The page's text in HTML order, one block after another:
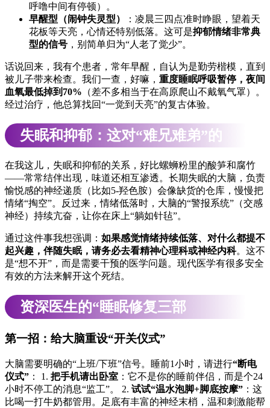
呼噜中间有停顿）。
早醒型（闹钟失灵型）
：凌晨三四点准时睁眼，望着天
花板等天亮，心情还特别低落。这可是抑郁情绪非常典
型的信号 ，别简单归为“人老了觉少”。
话说回来，我有个患者，常年早醒，自认为是勤劳楷模，直到
被儿子带来检查。我们一查，好嘛， 重度睡眠呼吸暂停，夜间
血氧最低掉到70% （差不多相当于在高原爬山不戴氧气罩）。
经过治疗，他总算找回“一觉到天亮”的复古体验。
失眠和抑郁：这对“难兄难弟”的
捆绑销售
在我这儿，失眠和抑郁的关系，好比螺蛳粉里的酸笋和腐竹
——常常结伴出现，味道还相互渗透。长期失眠的大脑，负责
愉悦感的神经递质（比如5-羟色胺）会像缺货的仓库，慢慢把
情绪“掏空”。反过来，情绪低落时，大脑的“警报系统”（交感
神经）持续亢奋，让你在床上“躺如针毡”。
通过这件事我想强调： 如果感觉情绪持续低落、对什么都提不
起兴趣，伴随失眠，请务必去看精神心理科或神经内科。这不
是“想不开”，而是需要干预的医学问题。现代医学有很多安全
有效的方法来解开这个死结。
资深医生的“睡眠修复三部
曲”（非药物版）
第一招：给大脑重设“开关仪式”
大脑需要明确的“上班/下班”信号。睡前1小时，请进行“断电
仪式” ： 1. 把手机请出卧室 ：它不是你的睡前伴侣，而是个24
小时不停工的消息“监工”。 2. 试试“温水泡脚+脚底按摩” ：这
比喝一打牛奶都管用。足底有丰富的神经末梢，温和刺激能帮